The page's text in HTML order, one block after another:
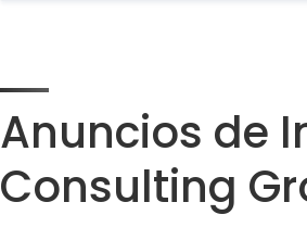
Anuncios de
Consulting